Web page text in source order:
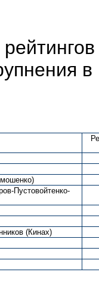
Пустовойтенко-
(Кинах)